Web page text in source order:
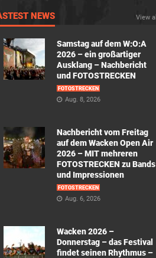
NEWS View all
Samstag auf dem W:O:A
2026 – ein großartiger
Ausklang – Nachbericht
und FOTOSTRECKEN
FOTOSTRECKEN
Aug. 8, 2026
Nachbericht vom Freitag
auf dem Wacken Open Air
2026 – MIT mehreren
FOTOSTRECKEN zu Bands
und Impressionen
FOTOSTRECKEN
Aug. 6, 2026
Wacken 2026 –
Donnerstag – das Festival
findet seinen Rhythmus –